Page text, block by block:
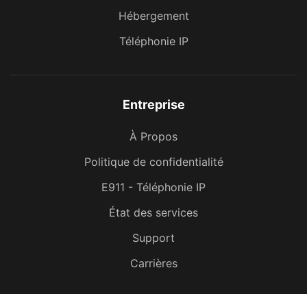
Hébergement
Téléphonie IP
Entreprise
À Propos
Politique de confidentialité
E911 - Téléphonie IP
État des services
Support
Carrières